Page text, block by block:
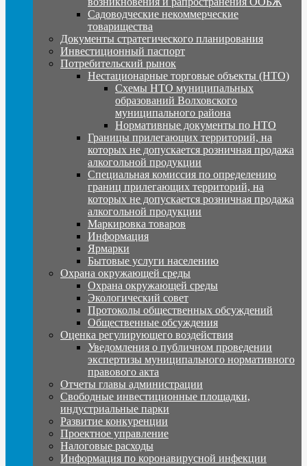
Садоводческие некоммерческие
товарищества
Документы стратегического планирования
Инвестиционный паспорт
Потребительский рынок
Нестационарные торговые объекты (НТО)
Схемы НТО муниципальных
образований Волховского
муниципального района
Нормативные документы по НТО
Границы прилегающих территорий, на
которых не допускается розничная продажа
алкогольной продукции
Специальная комиссия по определению
границ прилегающих территорий, на
которых не допускается розничная продажа
алкогольной продукции
Маркировка товаров
Информация
Ярмарки
Бытовые услуги населению
Охрана окружающей среды
Охрана окружающей среды
Экологический совет
Протоколы общественных обсуждений
Общественные обсуждения
Оценка регулирующего воздействия
Уведомления о публичном проведении
экспертизы муниципального нормативного
правового акта
Отчеты главы администрации
Свободные инвестиционные площадки,
индустриальные парки
Развитие конкуренции
Проектное управление
Налоговые расходы
Информация по коронавирусной инфекции